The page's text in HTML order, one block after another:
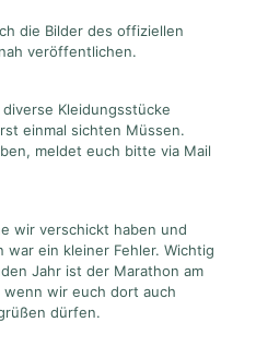
die Bilder des offiziellen
veröffentlichen.
Kleidungsstücke
einmal sichten Müssen.
meldet euch bitte via Mail
wir verschickt haben und
ein kleiner Fehler. Wichtig
Jahr ist der Marathon am
wir euch dort auch
dürfen.